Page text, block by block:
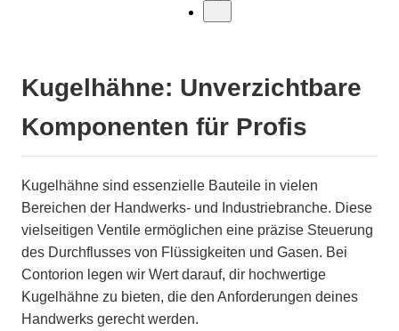
Kugelhähne: Unverzichtbare
Komponenten für Profis
Kugelhähne sind essenzielle Bauteile in vielen
Bereichen der Handwerks- und Industriebranche. Diese
vielseitigen Ventile ermöglichen eine präzise Steuerung
des Durchflusses von Flüssigkeiten und Gasen. Bei
Contorion legen wir Wert darauf, dir hochwertige
Kugelhähne zu bieten, die den Anforderungen deines
Handwerks gerecht werden.